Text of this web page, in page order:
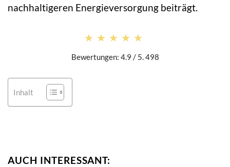
nachhaltigeren Energieversorgung beiträgt.
★★★★★
★★★★★
Bewertungen: 4.9 / 5. 498
Inhalt
AUCH INTERESSANT: